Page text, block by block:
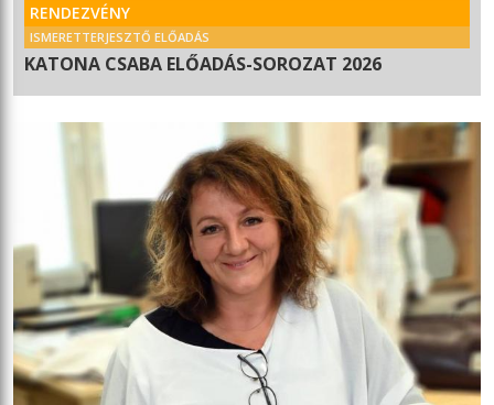
RENDEZVÉNY
ISMERETTERJESZTŐ ELŐADÁS
KATONA CSABA ELŐADÁS-SOROZAT 2026